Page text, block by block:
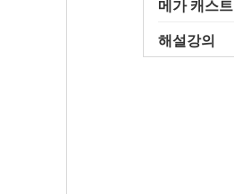
메가 캐스트
해설강의